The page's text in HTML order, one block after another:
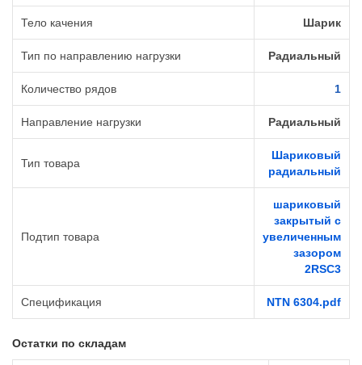
Тело качения Шарик
Тип по направлению нагрузки Радиальный
Количество рядов 1
Направление нагрузки Радиальный
Тип товара
Шариковый
радиальный
Подтип товара
шариковый
закрытый с
увеличенным
зазором
2RSС3
Спецификация NTN 6304.pdf
Остатки по складам